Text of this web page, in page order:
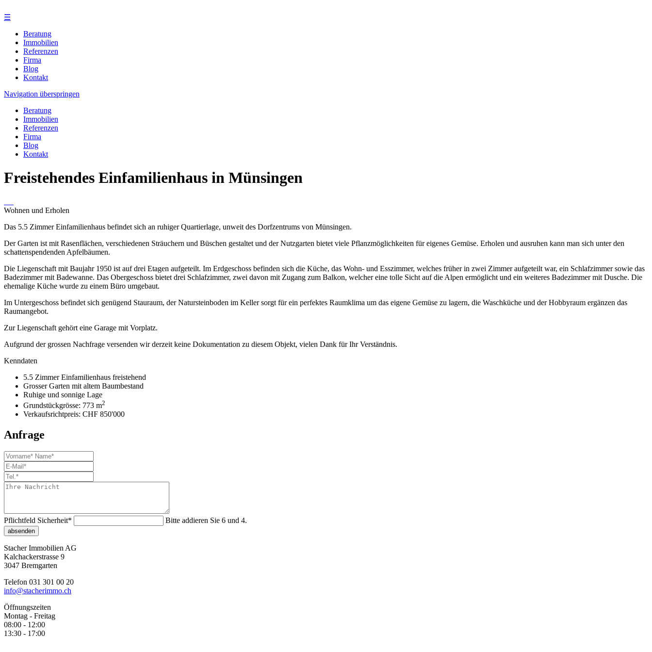
☰
Beratung
Immobilien
Referenzen
Firma
Blog
Kontakt
Navigation überspringen
Beratung
Immobilien
Referenzen
Firma
Blog
Kontakt
Freistehendes Einfamilienhaus in Münsingen
Wohnen und Erholen
Das 5.5 Zimmer Einfamilienhaus befindet sich an ruhiger Quartierlage, unweit des Dorfzentrums von Münsingen.
Der Garten ist mit Rasenflächen, verschiedenen Sträuchern und Büschen gestaltet und der Nutzgarten bietet viele Pflanzmöglichkeiten für eigenes Gemüse. Erholen und ausruhen kann man sich unter den
schattenspendenden Apfelbäumen.
Die Liegenschaft mit Baujahr 1950 ist auf drei Etagen aufgeteilt. Im Erdgeschoss befinden sich die Küche, das Wohn- und Esszimmer, welches früher in zwei Zimmer aufgeteilt war, ein Schlafzimmer sowie das
Badezimmer mit Badewanne. Das Obergeschoss bietet drei Schlafzimmer, zwei davon mit Zugang zum Balkon, welcher eine tolle Sicht auf die Alpen ermöglicht und ein weiteres Badezimmer mit Dusche. Die
ehemalige Küche wurde zu einem Büro umgebaut.
Im Untergeschoss befindet sich genügend Stauraum, der Natursteinboden im Keller sorgt für ein perfektes Raumklima um das eigene Gemüse zu lagern, die Waschküche und der Hobbyraum ergänzen das
Raumangebot.
Zur Liegenschaft gehört eine Garage mit Vorplatz.
Aufgrund der grossen Nachfrage versenden wir derzeit keine Dokumentation zu diesem Objekt, vielen Dank für Ihr Verständnis.
Kenndaten
5.5 Zimmer Einfamilienhaus freistehend
Grosser Garten mit altem Baumbestand
Ruhige und sonnige Lage
Grundstückgrösse: 773 m2
Verkaufsrichtpreis: CHF 850'000
Anfrage
Pflichtfeld Sicherheit* Bitte addieren Sie 6 und 4.
absenden
Stacher Immobilien AG
Kalchackerstrasse 9
3047 Bremgarten
Telefon 031 301 00 20
info@stacherimmo.ch
Öffnungszeiten
Montag - Freitag
08:00 - 12:00
13:30 - 17:00